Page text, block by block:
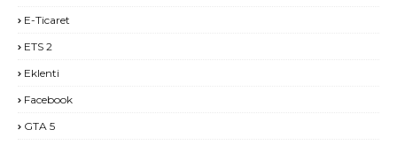
E-Ticaret
ETS 2
Eklenti
Facebook
GTA 5